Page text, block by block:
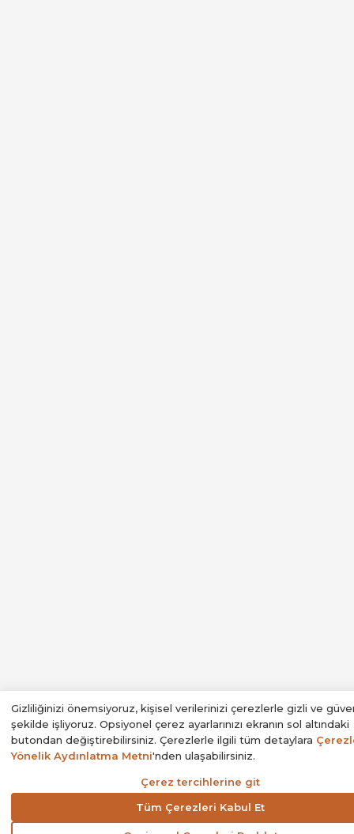
Gizliliğinizi önemsiyoruz, kişisel verilerinizi çerezlerle gizli ve
şekilde işliyoruz. Opsiyonel çerez ayarlarınızı ekranın sol altındaki
butondan değiştirebilirsiniz. Çerezlerle ilgili tüm detaylara
Yönelik Aydınlatma Metni'nden ulaşabilirsiniz.
Çerez tercihlerine git
Tüm Çerezleri Kabul Et